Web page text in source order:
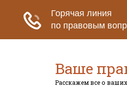
Ваше
Расскажем все о